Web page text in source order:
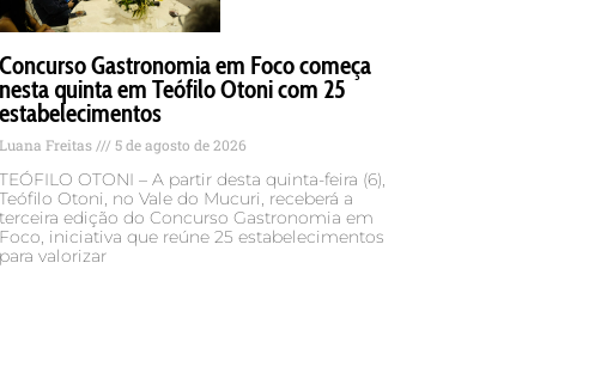
Concurso Gastronomia em Foco começa
nesta quinta em Teófilo Otoni com 25
estabelecimentos
Luana Freitas 5 de agosto de 2026
TEÓFILO OTONI – A partir desta quinta-feira (6),
Teófilo Otoni, no Vale do Mucuri, receberá a
terceira edição do Concurso Gastronomia em
Foco, iniciativa que reúne 25 estabelecimentos
para valorizar